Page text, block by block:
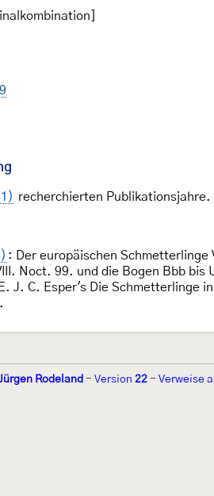
recherchierten Publikationsjahre.
: Der europäischen Schmetterlinge
Noct. 99. und die Bogen Bbb
J. C. Esper's Die
Rodeland - Version 22 - Verweise